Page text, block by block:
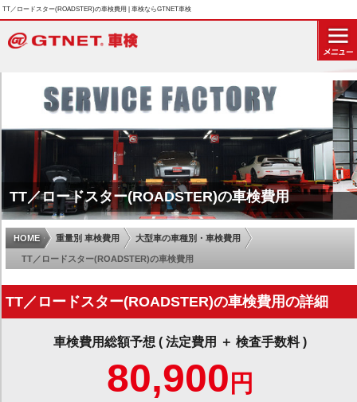
TT／ロードスター(ROADSTER)の車検費用 | 車検ならGTNET車検
TT／ロードスター(ROADSTER)の車検費用
HOME 重量別 車検費用 大型車の車種別・車検費用
TT／ロードスター(ROADSTER)の車検費用
TT／ロードスター(ROADSTER)の車検費用の詳細
車検費用総額予想 ( 法定費用 ＋ 検査手数料 )
80,900 円